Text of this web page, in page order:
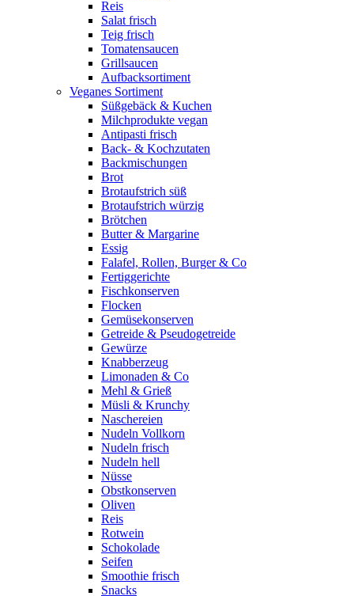
Reis
Salat frisch
Teig frisch
Tomatensaucen
Grillsaucen
Aufbacksortiment
Veganes Sortiment
Süßgebäck & Kuchen
Milchprodukte vegan
Antipasti frisch
Back- & Kochzutaten
Backmischungen
Brot
Brotaufstrich süß
Brotaufstrich würzig
Brötchen
Butter & Margarine
Essig
Falafel, Rollen, Burger & Co
Fertiggerichte
Fischkonserven
Flocken
Gemüsekonserven
Getreide & Pseudogetreide
Gewürze
Knabberzeug
Limonaden & Co
Mehl & Grieß
Müsli & Krunchy
Naschereien
Nudeln Vollkorn
Nudeln frisch
Nudeln hell
Nüsse
Obstkonserven
Oliven
Reis
Rotwein
Schokolade
Seifen
Smoothie frisch
Snacks